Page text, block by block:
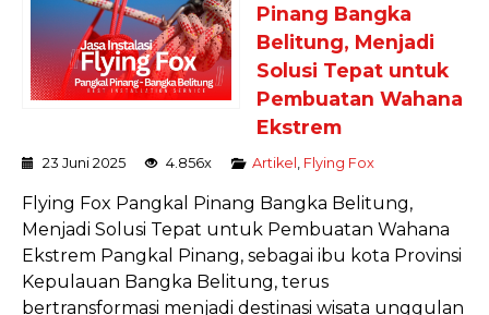
Pinang Bangka
Belitung, Menjadi
Solusi Tepat untuk
Pembuatan Wahana
Ekstrem
23 Juni 2025 4.856x Artikel Flying Fox
Flying Fox Pangkal Pinang Bangka Belitung,
Menjadi Solusi Tepat untuk Pembuatan Wahana
Ekstrem Pangkal Pinang, sebagai ibu kota Provinsi
Kepulauan Bangka Belitung, terus
bertransformasi menjadi destinasi wisata unggulan